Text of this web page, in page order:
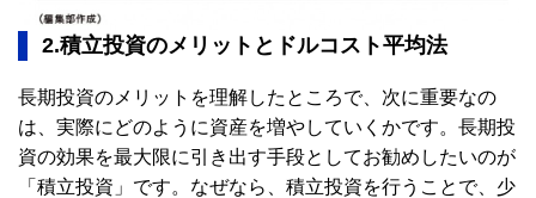
2.積立投資のメリットとドルコスト平均法
長期投資のメリットを理解したところで、次に重要なの
は、実際にどのように資産を増やしていくかです。長期投
資の効果を最大限に引き出す手段としてお勧めしたいのが
「積立投資」です。なぜなら、積立投資を行うことで、少